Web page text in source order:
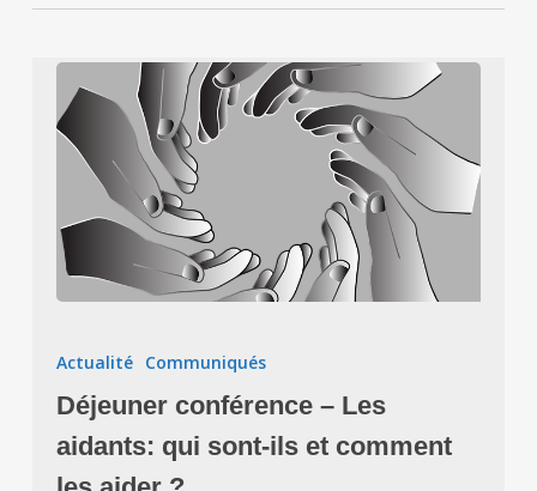
conférence
Les
aidants:
qui
Actualité Communiqués
Déjeuner conférence – Les
aidants: qui sont-ils et comment